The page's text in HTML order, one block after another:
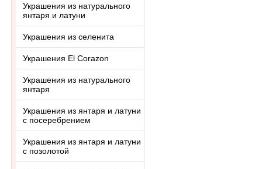
Украшения из натурального
янтаря и латуни
Украшения из селенита
Украшения El Corazon
Украшения из натурального
янтаря
Украшения из янтаря и латуни
с посеребрением
Украшения из янтаря и латуни
с позолотой